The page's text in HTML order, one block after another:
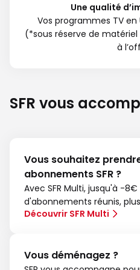
Une qualité
Vos programmes TV
(*sous réserve de
à
SFR vous
Vous souhaitez
abonnements SFR ?
Avec SFR Multi, jusqu'à -
d'abonnements réunis,
Découvrir SFR Multi
Vous déménagez ?